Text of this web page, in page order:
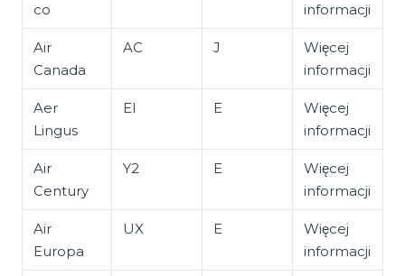
co
informacji
Air
Canada
AC J
Więcej
informacji
Aer
Lingus
EI E
Więcej
informacji
Air
Century
Y2 E
Więcej
informacji
Air
Europa
UX E
Więcej
informacji